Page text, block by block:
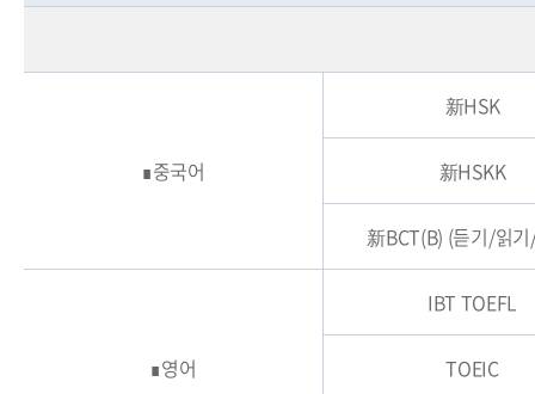
∎중국어
新HSK
新HSKK
新BCT(B) (듣기/읽
∎영어
IBT TOEFL
TOEIC